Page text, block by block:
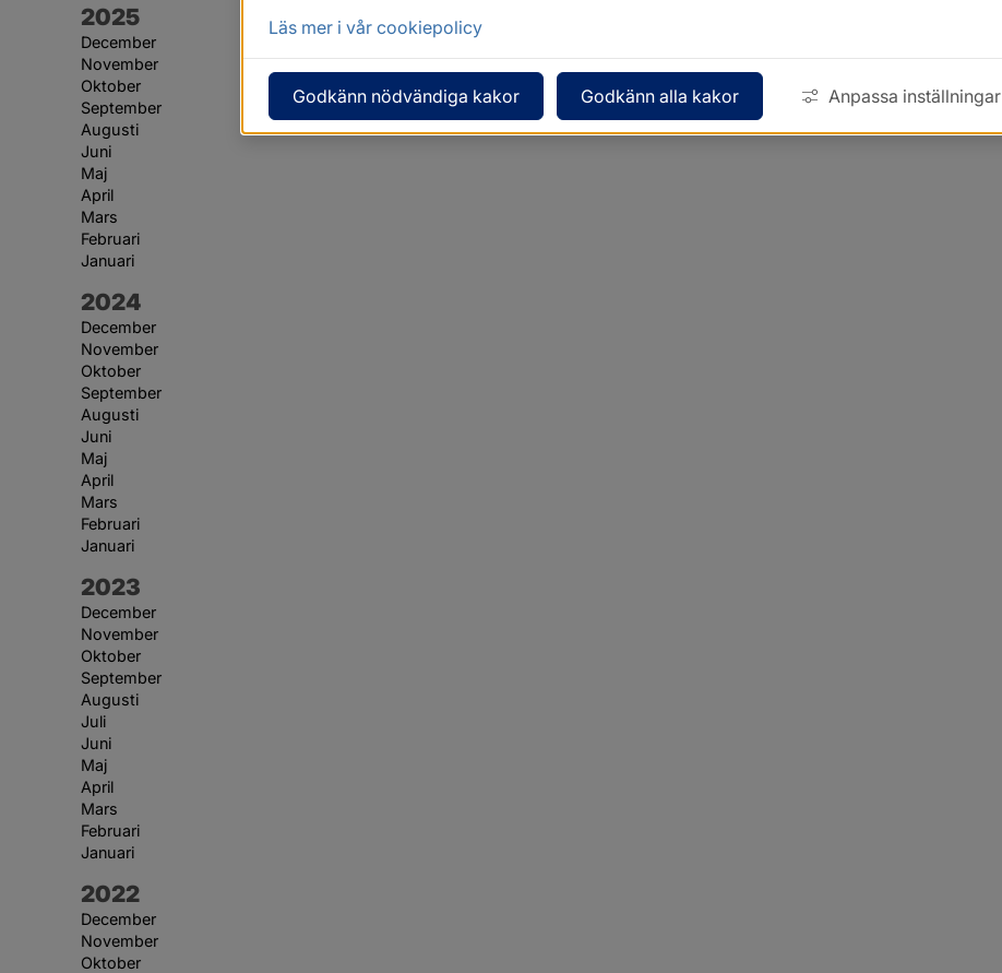
År:
2025
December
November
Oktober
September
Augusti
Juni
Maj
April
Mars
Februari
Januari
År:
2024
December
November
Oktober
September
Augusti
Juni
Maj
April
Mars
Februari
Januari
År:
2023
December
November
Oktober
September
Augusti
Juli
Juni
Maj
April
Mars
Februari
Januari
År:
2022
December
November
Oktober
Läs mer i vår cookiepolicy
Godkänn nödvändiga kakor Godkänn alla kakor Anpassa inställningar